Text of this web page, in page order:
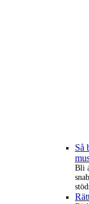
Så
Bli